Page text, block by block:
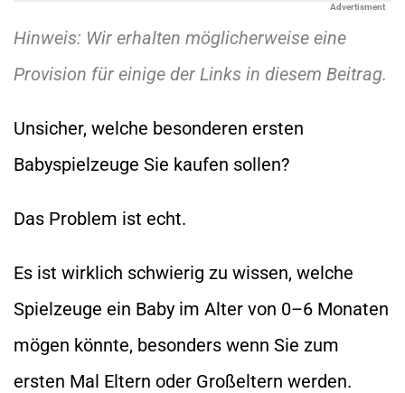
Advertisment
Hinweis: Wir erhalten möglicherweise eine
Provision für einige der Links in diesem Beitrag.
Unsicher, welche besonderen ersten
Babyspielzeuge Sie kaufen sollen?
Das Problem ist echt.
Es ist wirklich schwierig zu wissen, welche
Spielzeuge ein Baby im Alter von 0–6 Monaten
mögen könnte, besonders wenn Sie zum
ersten Mal Eltern oder Großeltern werden.